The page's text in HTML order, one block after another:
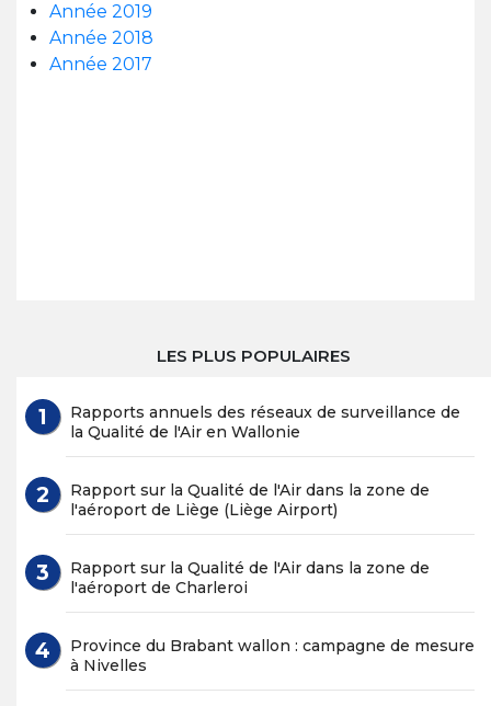
Année 2019
Année 2018
Année 2017
LES PLUS POPULAIRES
Rapports annuels des réseaux de surveillance de
la Qualité de l'Air en Wallonie
Rapport sur la Qualité de l'Air dans la zone de
l'aéroport de Liège (Liège Airport)
Rapport sur la Qualité de l'Air dans la zone de
l'aéroport de Charleroi
Province du Brabant wallon : campagne de mesure
à Nivelles